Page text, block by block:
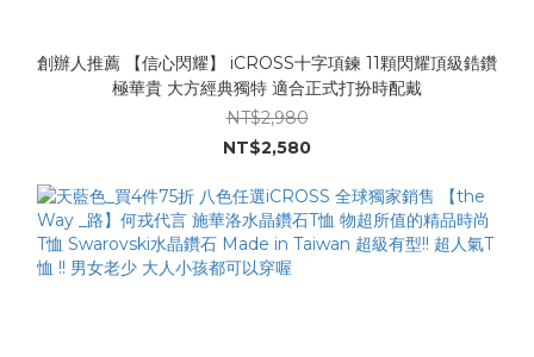
創辦人推薦 【信心閃耀】 iCROSS十字項鍊 11顆閃耀頂級鋯鑽
極華貴 大方經典獨特 適合正式打扮時配戴
NT$2,980
NT$2,580